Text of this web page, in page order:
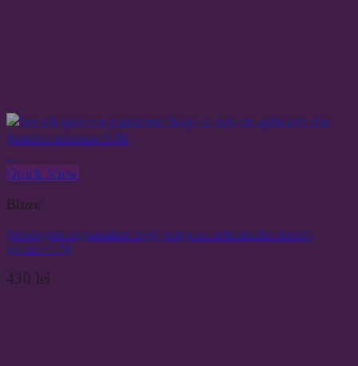
Quick View
Bluze
Set elegant cu pantaloni largi si top cu aplicatii din dantela
marime S/M
430 lei